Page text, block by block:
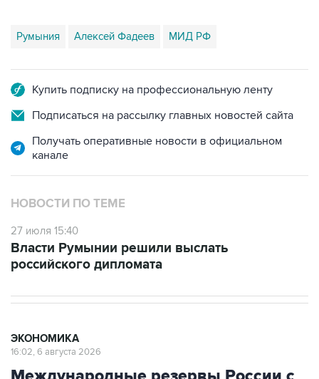
Румыния Алексей Фадеев МИД РФ
Купить подписку на профессиональную ленту
Подписаться на рассылку главных новостей сайта
Получать оперативные новости в официальном
канале
НОВОСТИ ПО ТЕМЕ
27 июля 15:40
Власти Румынии решили выслать
российского дипломата
ЭКОНОМИКА
16:02, 6 августа 2026